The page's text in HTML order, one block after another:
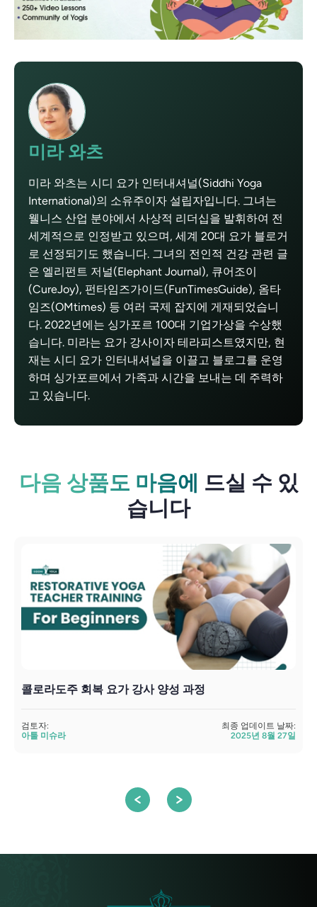
미라 와츠
미라 와츠는 시디 요가 인터내셔널(Siddhi Yoga
International)의 소유주이자 설립자입니다. 그녀는
웰니스 산업 분야에서 사상적 리더십을 발휘하여 전
세계적으로 인정받고 있으며, 세계 20대 요가 블로거
로 선정되기도 했습니다. 그녀의 전인적 건강 관련 글
은 엘리펀트 저널(Elephant Journal), 큐어조이
(CureJoy), 펀타임즈가이드(FunTimesGuide), 옴타
임즈(OMtimes) 등 여러 국제 잡지에 게재되었습니
다. 2022년에는 싱가포르 100대 기업가상을 수상했
습니다. 미라는 요가 강사이자 테라피스트였지만, 현
재는 시디 요가 인터내셔널을 이끌고 블로그를 운영
하며 싱가포르에서 가족과 시간을 보내는 데 주력하
고 있습니다.
다음 상품도 마음에 드실 수 있
습니다
콜로라도주 회복 요가 강사 양성 과정
검토자:
아툴 미슈라
최종 업데이트 날짜:
2025년 8월 27일